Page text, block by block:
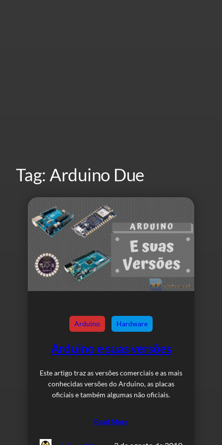
Tag: Arduino Due
Arduino Hardware
Arduino e suas versões
Este artigo traz as versões comerciais e as mais
conhecidas versões do Arduino, as placas
oficiais e também algumas não oficiais.
Read More